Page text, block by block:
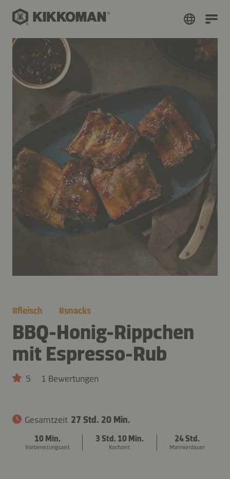
#fleisch #snacks
BBQ-Honig-Rippchen
mit Espresso-Rub
5 1 Bewertungen
Gesamtzeit 27 Std. 20 Min.
10 Min.
Vorbereitungszeit
3 Std. 10 Min.
Kochzeit
24 Std.
Marinierdauer